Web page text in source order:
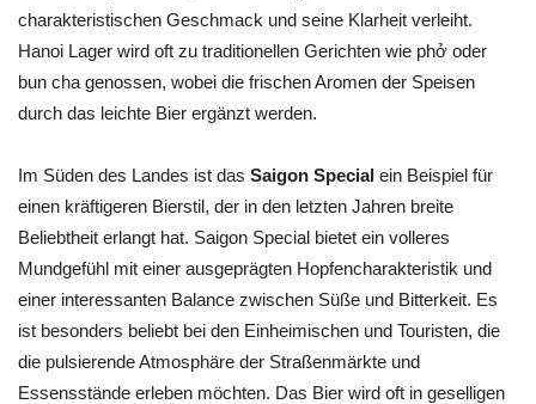
charakteristischen Geschmack und seine Klarheit verleiht.
Hanoi Lager wird oft zu traditionellen Gerichten wie phở oder
bun cha genossen, wobei die frischen Aromen der Speisen
durch das leichte Bier ergänzt werden.
Im Süden des Landes ist das Saigon Special ein Beispiel für
einen kräftigeren Bierstil, der in den letzten Jahren breite
Beliebtheit erlangt hat. Saigon Special bietet ein volleres
Mundgefühl mit einer ausgeprägten Hopfencharakteristik und
einer interessanten Balance zwischen Süße und Bitterkeit. Es
ist besonders beliebt bei den Einheimischen und Touristen, die
die pulsierende Atmosphäre der Straßenmärkte und
Essensstände erleben möchten. Das Bier wird oft in geselligen